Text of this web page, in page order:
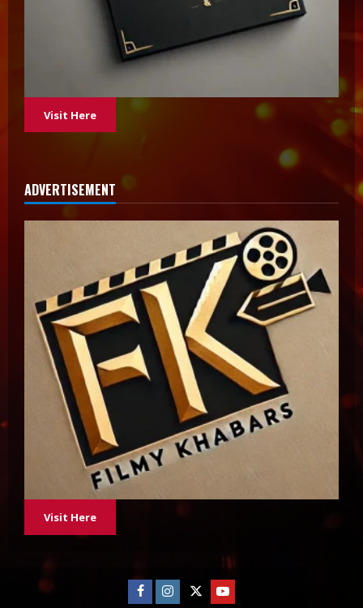
Visit Here
ADVERTISEMENT
Visit Here
Facebook
Instagram
TwitterYoutube